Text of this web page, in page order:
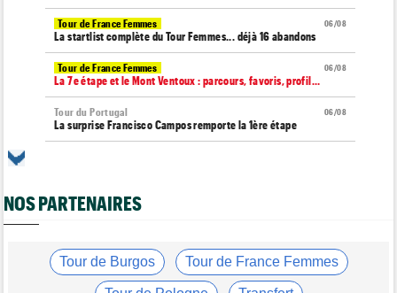
06/08
Tour de France Femmes
La startlist complète du Tour Femmes... déjà 16 abandons
06/08
Tour de France Femmes
La 7e étape et le Mont Ventoux : parcours, favoris, profil…
06/08
Tour du Portugal
La surprise Francisco Campos remporte la 1ère étape
Tour de France Femmes
06/08
Tour de France Femmes
Kim Le Court Pienaar : "La course a été complètement folle"
NOS PARTENAIRES
Tour de Burgos Tour de France Femmes